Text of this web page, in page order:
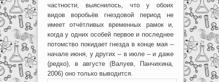
частности, выяснилось, что у обоих
видов воробьёв гнездовой период не
имеет отчётливых временных рамок и,
когда у одних особей первое и последнее
потомство покидает гнезда в конце мая –
начале июня, у других – в июле – и даже
(редко), в августе (Валуев, Панчихина,
2006) оно только выводится.